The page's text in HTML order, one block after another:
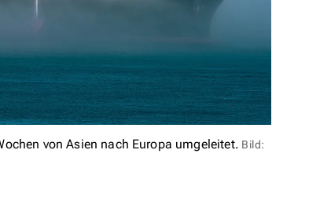
von Asien nach Europa umgeleitet. Bild: